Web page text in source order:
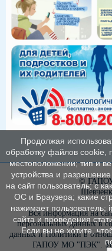
©
Вся информация на
персональных данных в
данных и Политики в
ГАПОУ МО "ПЭК".
Продолжая
обработку файлов cookie,
местоположении; тип и
устройства и
на сайт пользователь; с
ОС и Браузера; какие
нажимает пользователь;
сайта и проведения
Если вы не хотите,